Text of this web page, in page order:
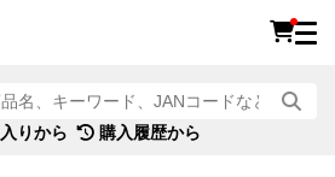
りから 購入履歴から